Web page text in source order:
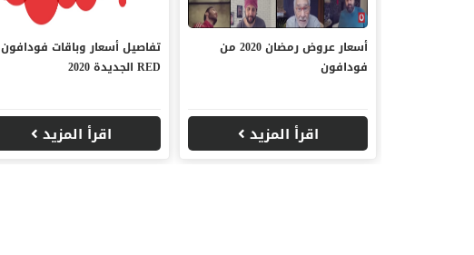
أسعار عروض رمضان 2020 من
فودافون
اقرأ المزيد
تفاصيل أسعار وباقات فودافون
RED الجديدة 2020
اقرأ المزيد